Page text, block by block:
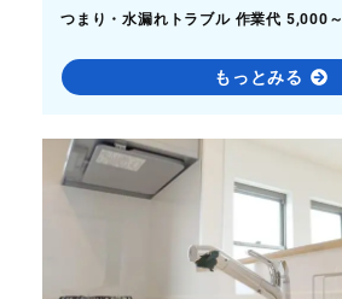
つまり・水漏れトラブル 作業代 5,000～
もっとみる